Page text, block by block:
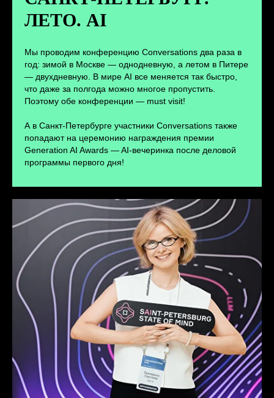
ЛЕТО. AI
Мы проводим конференцию Conversations два раза в
год: зимой в Москве — однодневную, а летом в Питере
— двухдневную. В мире AI все меняется так быстро,
что даже за полгода можно многое пропустить.
Поэтому обе конференции — must visit!
А в Санкт-Петербурге участники Conversations также
попадают на церемонию награждения премии
Generation AI Awards — AI-вечеринка после деловой
программы первого дня!